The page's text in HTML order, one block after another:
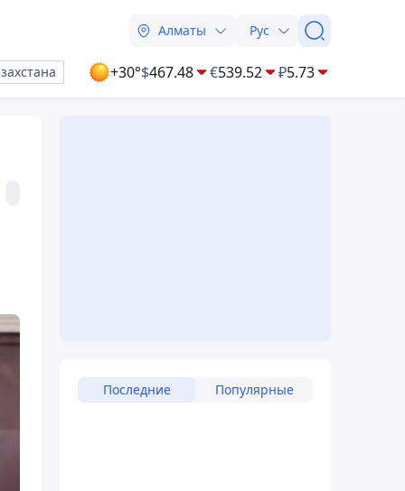
Алматы Рус
+30°$467.48 €539.52 ₽5.73
Последние Популярные